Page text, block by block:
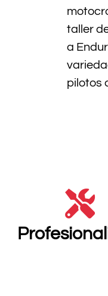
taller
a
pilotos